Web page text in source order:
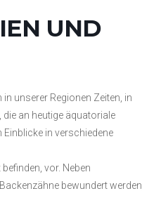
UND
unserer Regionen Zeiten, in
an heutige äquatoriale
in verschiedene
vor. Neben
bewundert werden,